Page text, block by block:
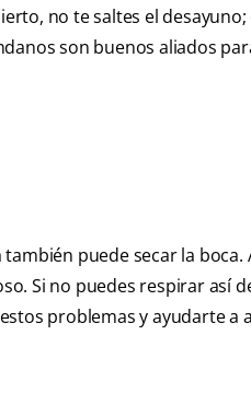
no te saltes el
son buenos aliados
puede secar la
Si no puedes respirar así
problemas y ayudarte a